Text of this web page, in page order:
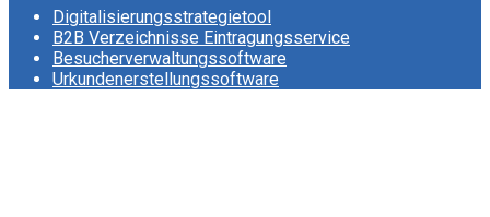
Digitalisierungsstrategietool
B2B Verzeichnisse Eintragungsservice
Besucherverwaltungssoftware
Urkundenerstellungssoftware